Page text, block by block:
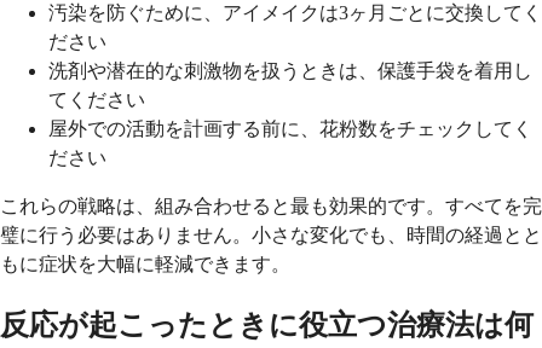
汚染を防ぐために、アイメイクは3ヶ月ごとに交換してく
ださい
洗剤や潜在的な刺激物を扱うときは、保護手袋を着用し
てください
屋外での活動を計画する前に、花粉数をチェックしてく
ださい
これらの戦略は、組み合わせると最も効果的です。すべてを完
璧に行う必要はありません。小さな変化でも、時間の経過とと
もに症状を大幅に軽減できます。
反応が起こったときに役立つ治療法は何